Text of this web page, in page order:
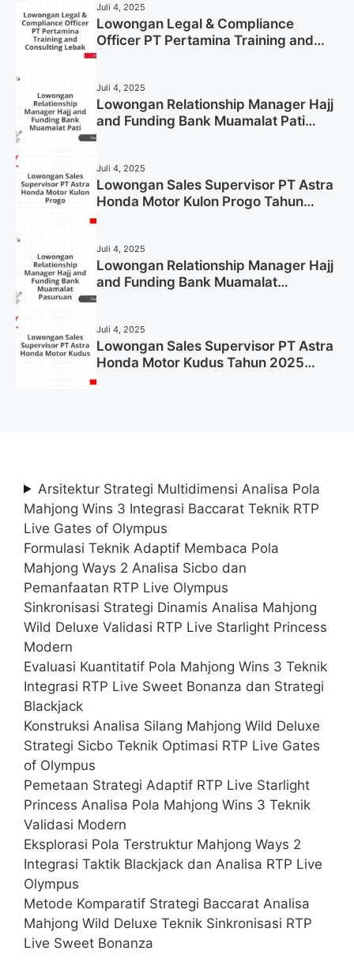
Juli 4, 2025
Lowongan Legal & Compliance
Officer PT Pertamina Training and
Juli 4, 2025
Lowongan Relationship Manager Hajj
and Funding Bank Muamalat Pati
Juli 4, 2025
Lowongan Sales Supervisor PT Astra
Honda Motor Kulon Progo Tahun
Juli 4, 2025
Lowongan Relationship Manager Hajj
and Funding Bank Muamalat
Juli 4, 2025
Lowongan Sales Supervisor PT Astra
Honda Motor Kudus Tahun 2025
Arsitektur Strategi Multidimensi Analisa Pola
Mahjong Wins 3 Integrasi Baccarat Teknik RTP
Live Gates of Olympus
Formulasi Teknik Adaptif Membaca Pola
Mahjong Ways 2 Analisa Sicbo dan
Pemanfaatan RTP Live Olympus
Sinkronisasi Strategi Dinamis Analisa Mahjong
Wild Deluxe Validasi RTP Live Starlight Princess
Modern
Evaluasi Kuantitatif Pola Mahjong Wins 3 Teknik
Integrasi RTP Live Sweet Bonanza dan Strategi
Blackjack
Konstruksi Analisa Silang Mahjong Wild Deluxe
Strategi Sicbo Teknik Optimasi RTP Live Gates
of Olympus
Pemetaan Strategi Adaptif RTP Live Starlight
Princess Analisa Pola Mahjong Wins 3 Teknik
Validasi Modern
Eksplorasi Pola Terstruktur Mahjong Ways 2
Integrasi Taktik Blackjack dan Analisa RTP Live
Olympus
Metode Komparatif Strategi Baccarat Analisa
Mahjong Wild Deluxe Teknik Sinkronisasi RTP
Live Sweet Bonanza